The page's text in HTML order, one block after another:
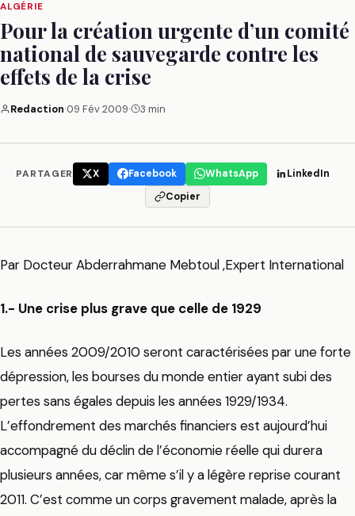
ALGÉRIE
Pour la création urgente d’un comité
national de sauvegarde contre les
effets de la crise
Redaction·09 Fév 2009· 3 min
PARTAGER X Facebook WhatsApp
LinkedIn
Copier
Par Docteur Abderrahmane Mebtoul ,Expert International
1.- Une crise plus grave que celle de 1929
Les années 2009/2010 seront caractérisées par une forte
dépression, les bourses du monde entier ayant subi des
pertes sans égales depuis les années 1929/1934.
L’effondrement des marchés financiers est aujourd’hui
accompagné du déclin de l’économie réelle qui durera
plusieurs années, car même s’il y a légère reprise courant
2011. C’est comme un corps gravement malade, après la